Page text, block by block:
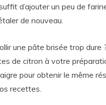
d’ajouter un peu de
de nouveau.
une pâte brisée trop dure
de citron à votre
pour obtenir le même
recettes.